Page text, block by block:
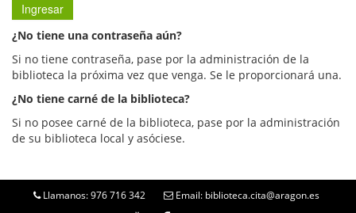
¿No tiene una contraseña aún?
Si no tiene contraseña, pase por la administración de la
biblioteca la próxima vez que venga. Se le proporcionará una.
¿No tiene carné de la biblioteca?
Si no posee carné de la biblioteca, pase por la administración
de su biblioteca local y asóciese.
Llamanos: 976 716 342 Email: biblioteca.cita@aragon.es